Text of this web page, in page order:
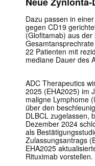
Dazu passen in
gegen CD19
(Glofitamab) aus
22 Patienten mit
mediane Dauer des
ADC Therapeutics
2025 (EHA2025) im
maligne Lymphome
über den
DLBCL zugelassen,
Dezember 2024
als
Zulassungsantrags
EHA2025
Rituximab vorstellen.